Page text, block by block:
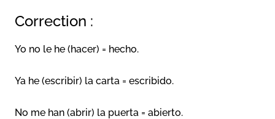
Correction :
Yo no le he (hacer) = hecho.
Ya he (escribir) la carta = escribido.
No me han (abrir) la puerta = abierto.